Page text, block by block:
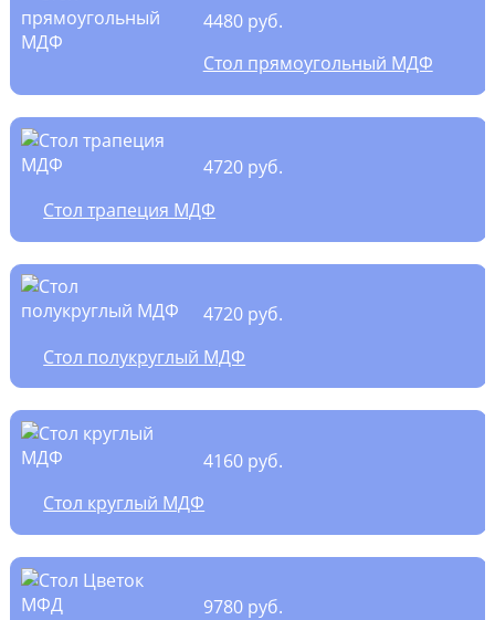
4480 руб.
Стол прямоугольный МДФ
4720 руб.
Стол трапеция МДФ
4720 руб.
Стол полукруглый МДФ
4160 руб.
Стол круглый МДФ
9780 руб.